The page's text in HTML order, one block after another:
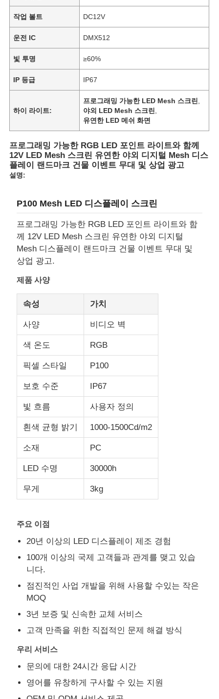
제품
회사 소개
품질 관리
문의하기
뉴스
모든 케이스
견적 요청
LED 메쉬 화면
투명 필름 화면을 LED
투명한 LED 디스플레이
드론 비행 LED 스크린
자필 지도된 스크린
LED 그릴 화면
작업 볼트 DC12V
운전 IC DMX512
빛 투명 ≥60%
IP 등급 IP67
하이 라이트:
프로그래밍 가능한 LED Mesh 스크린
야외 LED Mesh 스크린
유연한 LED 메쉬 화면
프로그래밍 가능한 RGB LED 포인트 라이트와 함께
12V LED Mesh 스크린 유연한 야외 디지털 Mesh 디스
플레이 랜드마크 건물 이벤트 무대 및 상업 광고
설명:
P100 Mesh LED 디스플레이 스크린
프로그래밍 가능한 RGB LED 포인트 라이트와 함
께 12V LED Mesh 스크린 유연한 야외 디지털
Mesh 디스플레이 랜드마크 건물 이벤트 무대 및
상업 광고.
제품 사양
속성 가치
사양 비디오 벽
색 온도 RGB
픽셀 스타일 P100
보호 수준 IP67
빛 흐름 사용자 정의
흰색 균형 밝기 1000-1500Cd/m2
소재 PC
LED 수명 30000h
무게 3kg
주요 이점
20년 이상의 LED 디스플레이 제조 경험
100개 이상의 국제 고객들과 관계를 맺고 있습
니다.
점진적인 사업 개발을 위해 사용할 수있는 작은
MOQ
3년 보증 및 신속한 교체 서비스
고객 만족을 위한 직접적인 문제 해결 방식
우리 서비스
문의에 대한 24시간 응답 시간
영어를 유창하게 구사할 수 있는 지원